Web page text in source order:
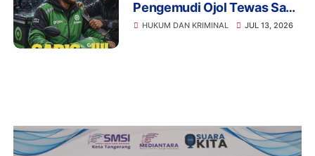
Pengemudi Ojol Tewas Saat
Istirahat, Motor dan HP Raib
HUKUM DAN KRIMINAL JUL 13, 2026